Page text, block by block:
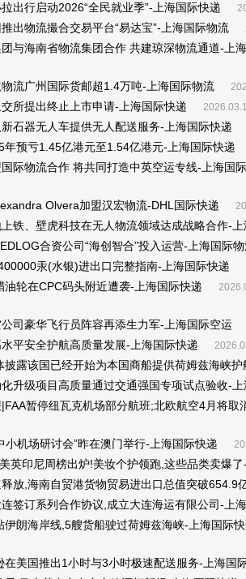
出行启动2026“全民就业季”-上海国际快递
出物流撮合交易平台“易达宝”-上海国际物流
与海南省物流集团合作 共建琼深物流通道-上
流广州国际货邮超1.4万吨-上海国际物流
所提出终止上市申请-上海国际快递
石器无人车提供无人配送服务-上海国际快递
年预亏1.45亿港元至1.54亿港元-上海国际快递
际物流合作 将共同打造中英空运专线-上海国
Olvera加盟汉宏物流-DHL国际快递
铁、壁虎科技在无人物流领域达成战略合作-
合资公司“海创智合”投入运营-上海国际
汞(水银)进出口完整指南-上海国际快递
油轮在CPC码头附近遭袭-上海国际快递
司豪华飞行员阵容再添生力军-上海国际空运
平安全护航高质量发展-上海国际快递
披露该国已经开始为本国商船提供荷姆兹海峡
升级项目高质量通过交通强国专项试点验收-
暂停纽瓦克机场部分航班;北欧航空4月将取
小机场研讨会”昨在澳门举行-上海国际快递
英印尼周榜出炉!美妆个护领跑,这些品类卖爆
放,海南自贸港货物贸易进出口总值突破654.9
签订系列合作协议,成立大连海运有限公司-上
伊朗海岸线,5艘货船驶过荷姆兹海峡-上海国际
在美国推出1小时与3小时极速配送服务-上海国